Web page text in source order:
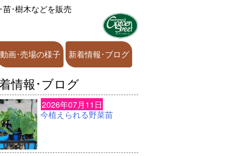
･樹木などを販売
動画･売場の様子 新着情報･ブログ
情報･ブログ
2026年07月11日
今植えられる野菜苗